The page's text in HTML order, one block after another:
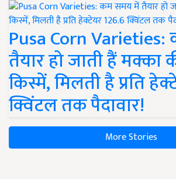
Pusa Corn
तैयार हो जाती हैं मक्का
किस्में, मिलती है प्रति
क्विंटल तक पैदावार!
More Stories